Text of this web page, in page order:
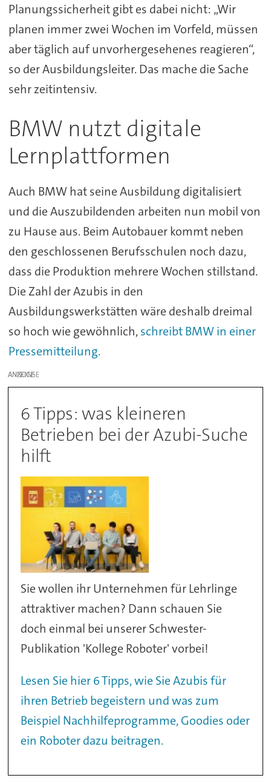
Planungssicherheit gibt es dabei nicht: „Wir
planen immer zwei Wochen im Vorfeld, müssen
aber täglich auf unvorhergesehenes reagieren“,
so der Ausbildungsleiter. Das mache die Sache
sehr zeitintensiv.
BMW nutzt digitale
Lernplattformen
Auch BMW hat seine Ausbildung digitalisiert
und die Auszubildenden arbeiten nun mobil von
zu Hause aus. Beim Autobauer kommt neben
den geschlossenen Berufsschulen noch dazu,
dass die Produktion mehrere Wochen stillstand.
Die Zahl der Azubis in den
Ausbildungswerkstätten wäre deshalb dreimal
so hoch wie gewöhnlich, schreibt BMW in einer
Pressemitteilung.
ANZEIGE
6 Tipps: was kleineren
Betrieben bei der Azubi-Suche
hilft
Sie wollen ihr Unternehmen für Lehrlinge
attraktiver machen? Dann schauen Sie
doch einmal bei unserer Schwester-
Publikation 'Kollege Roboter' vorbei!
Lesen Sie hier 6 Tipps, wie Sie Azubis für
ihren Betrieb begeistern und was zum
Beispiel Nachhilfeprogramme, Goodies oder
ein Roboter dazu beitragen.